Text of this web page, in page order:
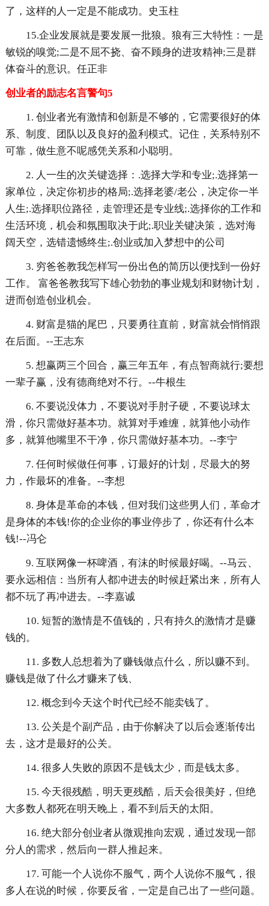
了，这样的人一定是不能成功。史玉柱
15.企业发展就是要发展一批狼。狼有三大特性：一是
敏锐的嗅觉;二是不屈不挠、奋不顾身的进攻精神;三是群
体奋斗的意识。任正非
创业者的励志名言警句5
1. 创业者光有激情和创新是不够的，它需要很好的体
系、制度、团队以及良好的盈利模式。记住，关系特别不
可靠，做生意不呢感凭关系和小聪明。
2. 人一生的次关键选择：.选择大学和专业;.选择第一
家单位，决定你初步的格局;.选择老婆/老公，决定你一半
人生;.选择职位路径，走管理还是专业线;.选择你的工作和
生活环境，机会和氛围取决于此;.职业关键决策，选对海
阔天空，选错遗憾终生;.创业或加入梦想中的公司
3. 穷爸爸教我怎样写一份出色的简历以便找到一份好
工作。 富爸爸教我写下雄心勃勃的事业规划和财物计划，
进而创造创业机会。
4. 财富是猫的尾巴，只要勇往直前，财富就会悄悄跟
在后面。--王志东
5. 想赢两三个回合，赢三年五年，有点智商就行;要想
一辈子赢，没有德商绝对不行。--牛根生
6. 不要说没体力，不要说对手肘子硬，不要说球太
滑，你只需做好基本功。就算对手难缠，就算他小动作
多，就算他嘴里不干净，你只需做好基本功。--李宁
7. 任何时候做任何事，订最好的计划，尽最大的努
力，作最坏的准备。--李想
8. 身体是革命的本钱，但对我们这些男人们，革命才
是身体的本钱!你的企业你的事业停步了，你还有什么本
钱!--冯仑
9. 互联网像一杯啤酒，有沫的时候最好喝。--马云、
要永远相信：当所有人都冲进去的时候赶紧出来，所有人
都不玩了再冲进去。--李嘉诚
10. 短暂的激情是不值钱的，只有持久的激情才是赚
钱的。
11. 多数人总想着为了赚钱做点什么，所以赚不到。
赚钱是做了什么才赚来了钱、
12. 概念到今天这个时代已经不能卖钱了。
13. 公关是个副产品，由于你解决了以后会逐渐传出
去，这才是最好的公关。
14. 很多人失败的原因不是钱太少，而是钱太多。
15. 今天很残酷，明天更残酷，后天会很美好，但绝
大多数人都死在明天晚上，看不到后天的太阳。
16. 绝大部分创业者从微观推向宏观，通过发现一部
分人的需求，然后向一群人推起来。
17. 可能一个人说你不服气，两个人说你不服气，很
多人在说的时候，你要反省，一定是自己出了一些问题。